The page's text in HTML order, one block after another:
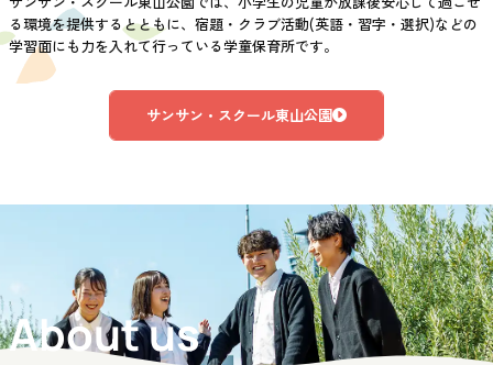
る環境を提供するとともに、宿題・クラブ活動(英語・習字・選択)などの
学習面にも力を入れて行っている学童保育所です。
サンサン・スクール東山公園
About us